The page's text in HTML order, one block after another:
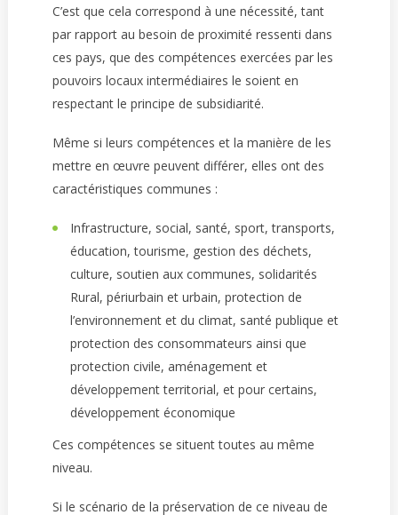
C’est que cela correspond à une nécessité, tant
par rapport au besoin de proximité ressenti dans
ces pays, que des compétences exercées par les
pouvoirs locaux intermédiaires le soient en
respectant le principe de subsidiarité.
Même si leurs compétences et la manière de les
mettre en œuvre peuvent différer, elles ont des
caractéristiques communes :
Infrastructure, social, santé, sport, transports,
éducation, tourisme, gestion des déchets,
culture, soutien aux communes, solidarités
Rural, périurbain et urbain, protection de
l’environnement et du climat, santé publique et
protection des consommateurs ainsi que
protection civile, aménagement et
développement territorial, et pour certains,
développement économique
Ces compétences se situent toutes au même
niveau.
Si le scénario de la préservation de ce niveau de